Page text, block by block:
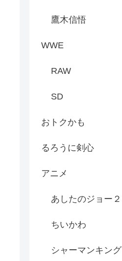
鷹木信悟
WWE
RAW
SD
おトクかも
るろうに剣心
アニメ
あしたのジョー２
ちいかわ
シャーマンキング